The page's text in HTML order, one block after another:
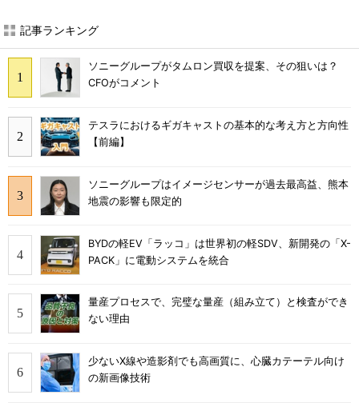
記事ランキング
ソニーグループがタムロン買収を提案、その狙いは？
CFOがコメント
テスラにおけるギガキャストの基本的な考え方と方向性
【前編】
ソニーグループはイメージセンサーが過去最高益、熊本
地震の影響も限定的
BYDの軽EV「ラッコ」は世界初の軽SDV、新開発の「X-
PACK」に電動システムを統合
量産プロセスで、完璧な量産（組み立て）と検査ができ
ない理由
少ないX線や造影剤でも高画質に、心臓カテーテル向け
の新画像技術